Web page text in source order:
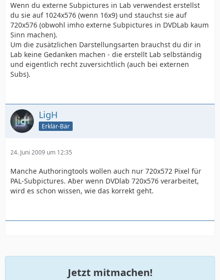
Wenn du externe Subpictures in Lab verwendest erstellst
du sie auf 1024x576 (wenn 16x9) und stauchst sie auf
720x576 (obwohl imho externe Subpictures in DVDLab kaum
Sinn machen).
Um die zusätzlichen Darstellungsarten brauchst du dir in
Lab keine Gedanken machen - die erstellt Lab selbständig
und eigentlich recht zuversichtlich (auch bei externen
Subs).
LigH
Erklär-Bär
24. Juni 2009 um 12:35
Manche Authoringtools wollen auch nur 720x572 Pixel für
PAL-Subpictures. Aber wenn DVDlab 720x576 verarbeitet,
wird es schon wissen, wie das korrekt geht.
Jetzt mitmachen!